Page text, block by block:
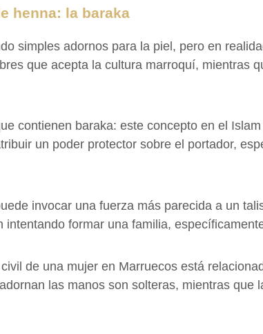
henna: la baraka
simples adornos para la piel, pero en
que acepta la cultura marroquí, mientras
contienen baraka: este concepto en el
un poder protector sobre el portador,
invocar una fuerza más parecida a un
formar una familia,
de una mujer en Marruecos está
las manos son solteras, mientras que